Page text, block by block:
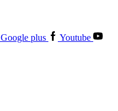
Google plus
Youtube